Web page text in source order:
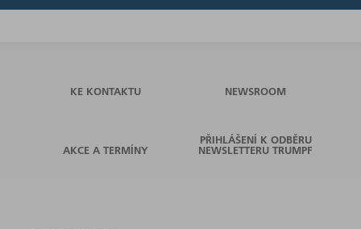
KE KONTAKTU NEWSROOM
AKCE A TERMÍNY
PŘIHLÁŠENÍ K ODBĚRU
NEWSLETTERU TRUMPF